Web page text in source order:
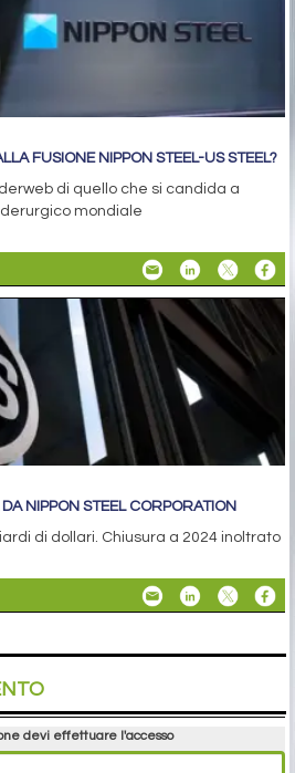
FUSIONE NIPPON STEEL-US STEEL?
di quello che si candida a
mondiale
NIPPON STEEL CORPORATION
di dollari. Chiusura a 2024 inoltrato
devi effettuare l'accesso